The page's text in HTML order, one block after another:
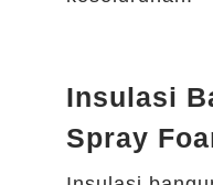
Insulasi
Spray